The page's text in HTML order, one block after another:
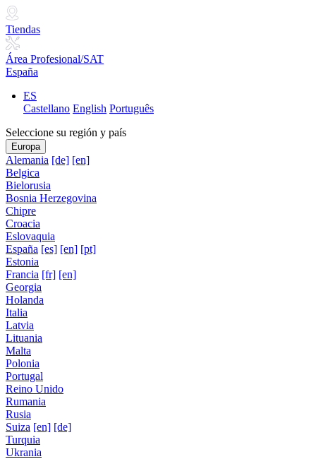
Tiendas
Área Profesional/SAT
España
ES
Castellano English Português
Seleccione su región y país
Europa
Alemania [de] [en]
Belgica
Bielorusia
Bosnia Herzegovina
Chipre
Croacia
Eslovaquia
España [es] [en] [pt]
Estonia
Francia [fr] [en]
Georgia
Holanda
Italia
Latvia
Lituania
Malta
Polonia
Portugal
Reino Unido
Rumania
Rusia
Suiza [en] [de]
Turquia
Ukrania